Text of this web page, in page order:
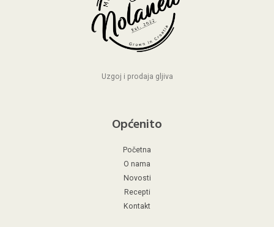
Uzgoj i prodaja gljiva
Općenito
Početna
O nama
Novosti
Recepti
Kontakt